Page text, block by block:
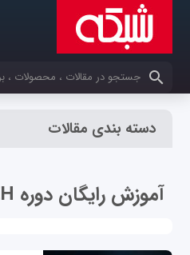
کلمات کلیدی خود را وارد کنید
دسته بندی مقالات
آموزش رایگان دوره CEH